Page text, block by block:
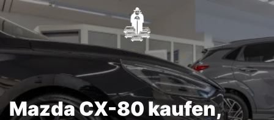
Mazda CX-80 kaufen,